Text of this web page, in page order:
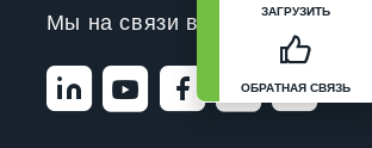
ЗАГРУЗИТЬ
ОБРАТНАЯ СВЯЗЬ
Мы на связи в